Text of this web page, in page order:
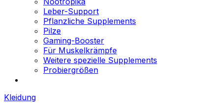
Leber-Support
Pflanzliche Supplements
Pilze
Gaming-Booster
Für Muskelkrämpfe
Weitere spezielle Supplements
Probiergrößen
Kleidung